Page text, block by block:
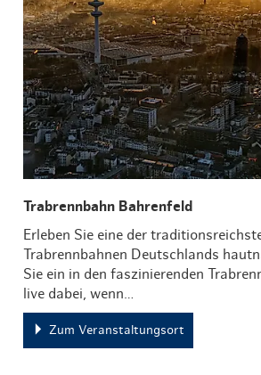
Trabrennbahn Bahrenfeld
Erleben Sie eine der
Trabrennbahnen Deutschlands
Sie ein in den faszinierenden
live dabei, wenn…
Zum Veranstaltungsort